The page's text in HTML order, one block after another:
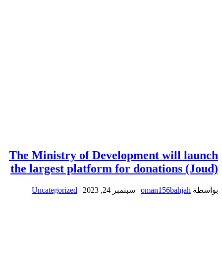
The Ministry of Development will launch
the largest platform for donations (Joud)
بواسطة oman156bahjah
| سبتمبر 24, 2023 |
Uncategorized